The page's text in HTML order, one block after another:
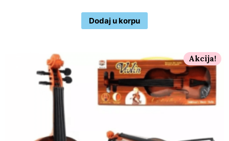
Dodaj u korpu
Akcija!